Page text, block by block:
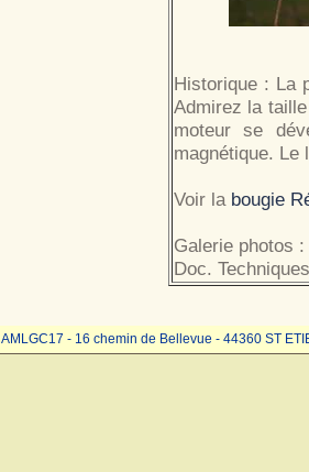
Historique : La
Admirez la
moteur se
magnétique. Le
Voir la bougie
Galerie photos :
Doc.
AMLGC17 - 16 chemin de Bellevue - 44360 ST